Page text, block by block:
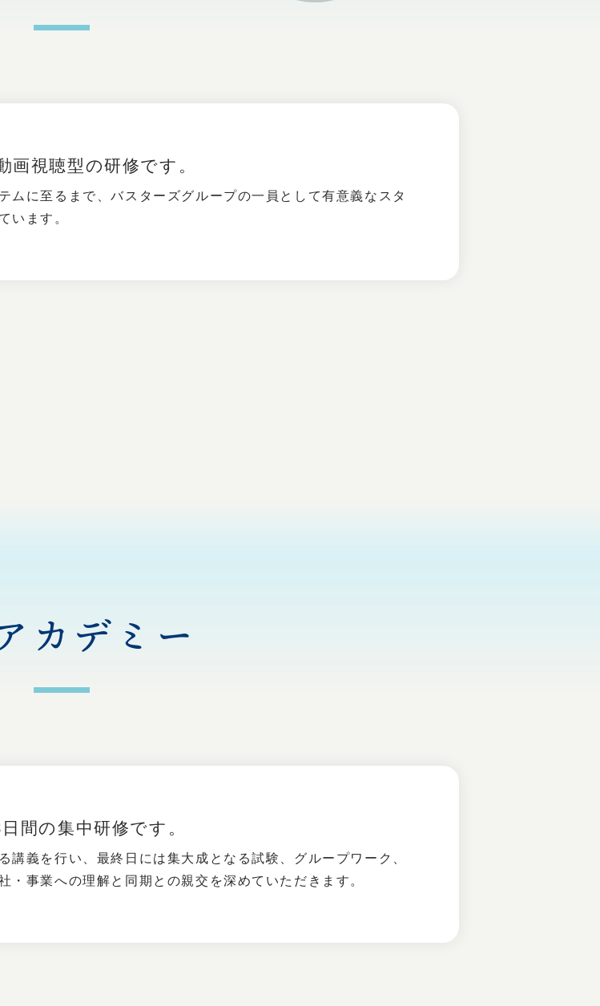
視聴型の研修です。
ムに至るまで、バスターズグループの一員として有意義なスタ
います。
カデミー
間の集中研修です。
義を行い、最終日には集大成となる試験、グループワーク、
事業への理解と同期との親交を深めていただきます。